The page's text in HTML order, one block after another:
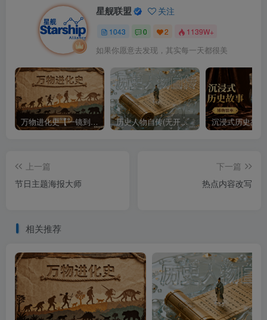
星舰联盟 关注
1043 0 2 1139W+
如果你愿意去发现，其实每一天都很美
万物进化史【一镜到底】 历史人物自传(无开头模板)
上一篇
节日主题海报大师
下一篇
热点内容改写
相关推荐